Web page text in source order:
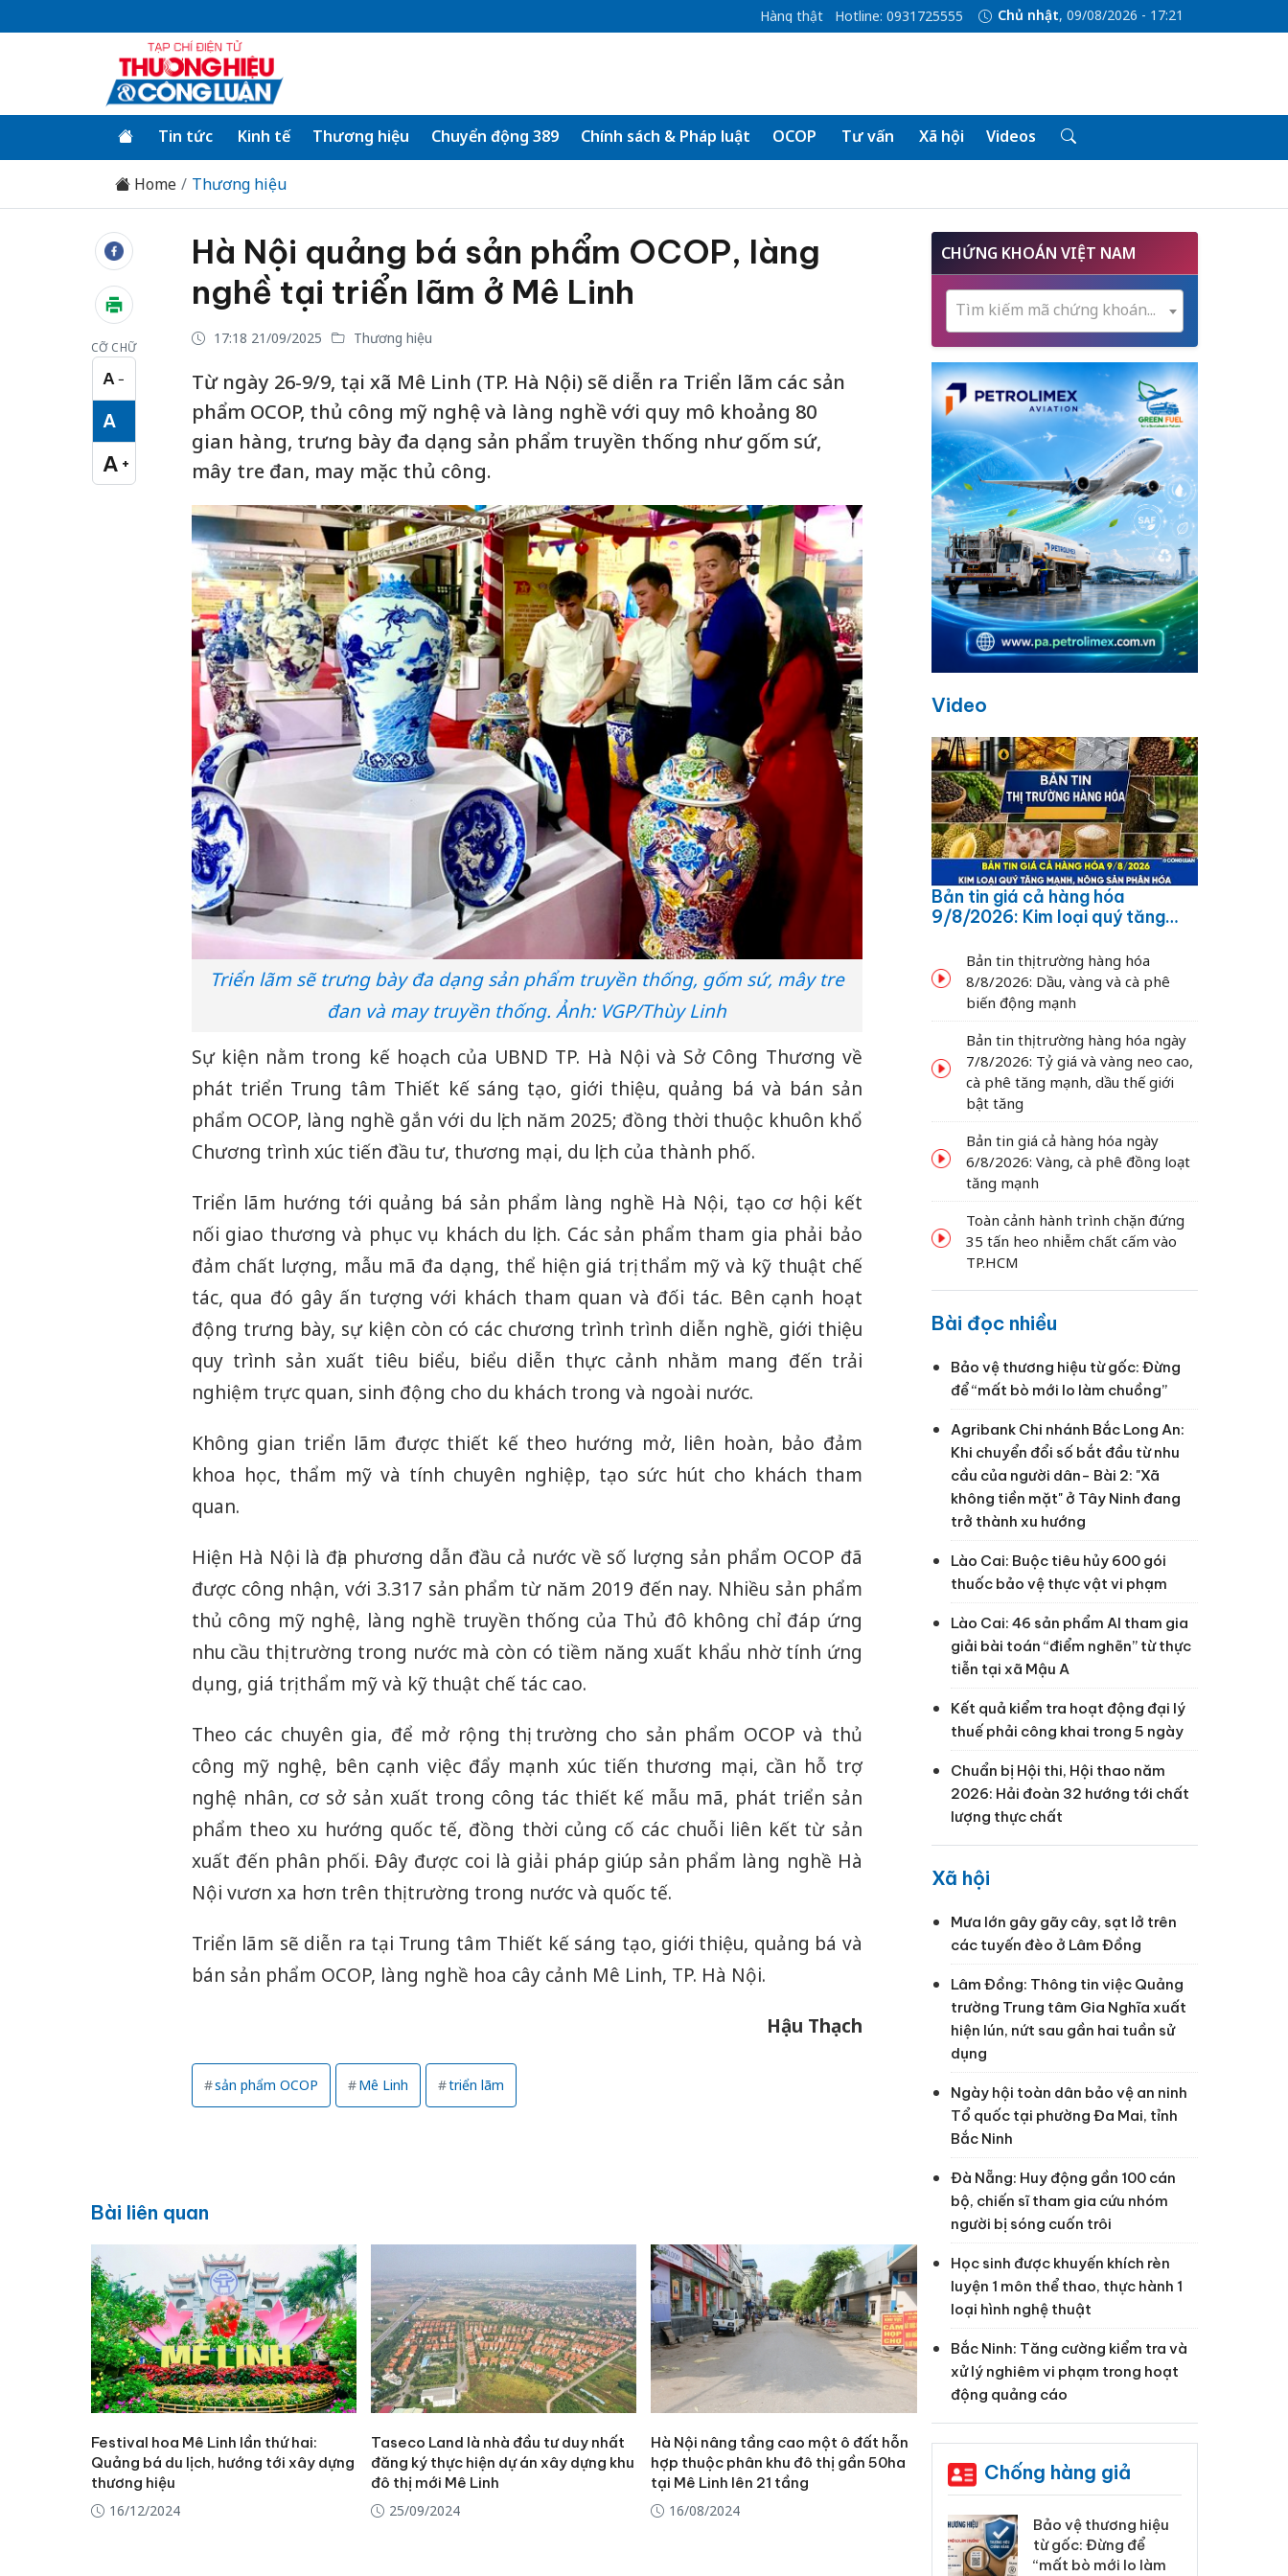
Hàng thật Hotline: 0931725555 Chủ nhật, 09/08/2026 - 17:21
Tin tức Kinh tế Thương hiệu Chuyển động 389 Chính sách & Pháp luật OCOP Tư vấn Xã hội Videos
Home Thương hiệu
CỠ CHỮ
A −
Cỡ chữ nhỏ
A
Cỡ chữ vừa
A +
Cỡ chữ lớn
Hà Nội quảng bá sản phẩm OCOP, làng
nghề tại triển lãm ở Mê Linh
17:18 21/09/2025 Thương hiệu
Từ ngày 26-9/9, tại xã Mê Linh (TP. Hà Nội) sẽ diễn ra Triển lãm các sản
phẩm OCOP, thủ công mỹ nghệ và làng nghề với quy mô khoảng 80
gian hàng, trưng bày đa dạng sản phẩm truyền thống như gốm sứ,
mây tre đan, may mặc thủ công.
Triển lãm sẽ trưng bày đa dạng sản phẩm truyền thống, gốm sứ, mây tre
đan và may truyền thống. Ảnh: VGP/Thùy Linh
Sự kiện nằm trong kế hoạch của UBND TP. Hà Nội và Sở Công Thương về
phát triển Trung tâm Thiết kế sáng tạo, giới thiệu, quảng bá và bán sản
phẩm OCOP, làng nghề gắn với du lịch năm 2025; đồng thời thuộc khuôn khổ
Chương trình xúc tiến đầu tư, thương mại, du lịch của thành phố.
Triển lãm hướng tới quảng bá sản phẩm làng nghề Hà Nội, tạo cơ hội kết
nối giao thương và phục vụ khách du lịch. Các sản phẩm tham gia phải bảo
đảm chất lượng, mẫu mã đa dạng, thể hiện giá trị thẩm mỹ và kỹ thuật chế
tác, qua đó gây ấn tượng với khách tham quan và đối tác. Bên cạnh hoạt
động trưng bày, sự kiện còn có các chương trình trình diễn nghề, giới thiệu
quy trình sản xuất tiêu biểu, biểu diễn thực cảnh nhằm mang đến trải
nghiệm trực quan, sinh động cho du khách trong và ngoài nước.
Không gian triển lãm được thiết kế theo hướng mở, liên hoàn, bảo đảm
khoa học, thẩm mỹ và tính chuyên nghiệp, tạo sức hút cho khách tham
quan.
Hiện Hà Nội là địa phương dẫn đầu cả nước về số lượng sản phẩm OCOP đã
được công nhận, với 3.317 sản phẩm từ năm 2019 đến nay. Nhiều sản phẩm
thủ công mỹ nghệ, làng nghề truyền thống của Thủ đô không chỉ đáp ứng
nhu cầu thị trường trong nước mà còn có tiềm năng xuất khẩu nhờ tính ứng
dụng, giá trị thẩm mỹ và kỹ thuật chế tác cao.
Theo các chuyên gia, để mở rộng thị trường cho sản phẩm OCOP và thủ
công mỹ nghệ, bên cạnh việc đẩy mạnh xúc tiến thương mại, cần hỗ trợ
nghệ nhân, cơ sở sản xuất trong công tác thiết kế mẫu mã, phát triển sản
phẩm theo xu hướng quốc tế, đồng thời củng cố các chuỗi liên kết từ sản
xuất đến phân phối. Đây được coi là giải pháp giúp sản phẩm làng nghề Hà
Nội vươn xa hơn trên thị trường trong nước và quốc tế.
Triển lãm sẽ diễn ra tại Trung tâm Thiết kế sáng tạo, giới thiệu, quảng bá và
bán sản phẩm OCOP, làng nghề hoa cây cảnh Mê Linh, TP. Hà Nội.
Hậu Thạch
sản phẩm OCOP Mê Linh triển lãm
Bài liên quan
Festival hoa Mê Linh lần thứ hai:
Quảng bá du lịch, hướng tới xây dựng
thương hiệu
16/12/2024
Taseco Land là nhà đầu tư duy nhất
đăng ký thực hiện dự án xây dựng khu
đô thị mới Mê Linh
25/09/2024
Hà Nội nâng tầng cao một ô đất hỗn
hợp thuộc phân khu đô thị gần 50ha
tại Mê Linh lên 21 tầng
16/08/2024
CHỨNG KHOÁN VIỆT NAM
Tìm kiếm mã chứng khoán...
Video
Bản tin giá cả hàng hóa
9/8/2026: Kim loại quý tăng
Bản tin thị trường hàng hóa
8/8/2026: Dầu, vàng và cà phê
biến động mạnh
Bản tin thị trường hàng hóa ngày
7/8/2026: Tỷ giá và vàng neo cao,
cà phê tăng mạnh, dầu thế giới
bật tăng
Bản tin giá cả hàng hóa ngày
6/8/2026: Vàng, cà phê đồng loạt
tăng mạnh
Toàn cảnh hành trình chặn đứng
35 tấn heo nhiễm chất cấm vào
TP.HCM
Bài đọc nhiều
Bảo vệ thương hiệu từ gốc: Đừng
để “mất bò mới lo làm chuồng”
Agribank Chi nhánh Bắc Long An:
Khi chuyển đổi số bắt đầu từ nhu
cầu của người dân- Bài 2: "Xã
không tiền mặt" ở Tây Ninh đang
trở thành xu hướng
Lào Cai: Buộc tiêu hủy 600 gói
thuốc bảo vệ thực vật vi phạm
Lào Cai: 46 sản phẩm AI tham gia
giải bài toán “điểm nghẽn” từ thực
tiễn tại xã Mậu A
Kết quả kiểm tra hoạt động đại lý
thuế phải công khai trong 5 ngày
Chuẩn bị Hội thi, Hội thao năm
2026: Hải đoàn 32 hướng tới chất
lượng thực chất
Xã hội
Mưa lớn gây gãy cây, sạt lở trên
các tuyến đèo ở Lâm Đồng
Lâm Đồng: Thông tin việc Quảng
trường Trung tâm Gia Nghĩa xuất
hiện lún, nứt sau gần hai tuần sử
dụng
Ngày hội toàn dân bảo vệ an ninh
Tổ quốc tại phường Đa Mai, tỉnh
Bắc Ninh
Đà Nẵng: Huy động gần 100 cán
bộ, chiến sĩ tham gia cứu nhóm
người bị sóng cuốn trôi
Học sinh được khuyến khích rèn
luyện 1 môn thể thao, thực hành 1
loại hình nghệ thuật
Bắc Ninh: Tăng cường kiểm tra và
xử lý nghiêm vi phạm trong hoạt
động quảng cáo
Chống hàng giả
Bảo vệ thương hiệu
từ gốc: Đừng để
“mất bò mới lo làm